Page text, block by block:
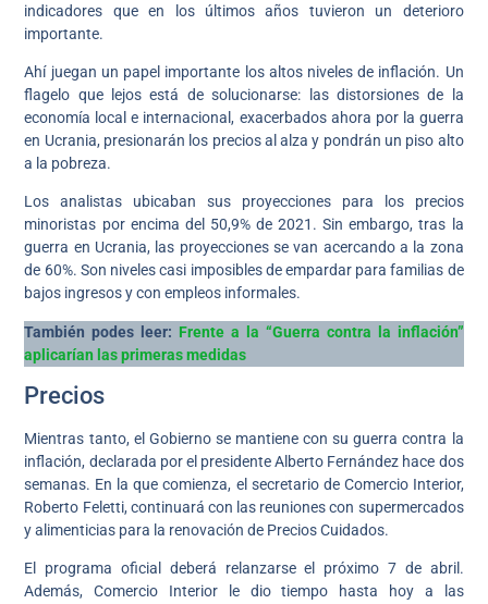
indicadores que en los últimos años tuvieron un deterioro
importante.
Ahí juegan un papel importante los altos niveles de inflación. Un
flagelo que lejos está de solucionarse: las distorsiones de la
economía local e internacional, exacerbados ahora por la guerra
en Ucrania, presionarán los precios al alza y pondrán un piso alto
a la pobreza.
Los analistas ubicaban sus proyecciones para los precios
minoristas por encima del 50,9% de 2021. Sin embargo, tras la
guerra en Ucrania, las proyecciones se van acercando a la zona
de 60%. Son niveles casi imposibles de empardar para familias de
bajos ingresos y con empleos informales.
También podes leer: Frente a la “Guerra contra la inflación”
aplicarían las primeras medidas
Precios
Mientras tanto, el Gobierno se mantiene con su guerra contra la
inflación, declarada por el presidente Alberto Fernández hace dos
semanas. En la que comienza, el secretario de Comercio Interior,
Roberto Feletti, continuará con las reuniones con supermercados
y alimenticias para la renovación de Precios Cuidados.
El programa oficial deberá relanzarse el próximo 7 de abril.
Además, Comercio Interior le dio tiempo hasta hoy a las